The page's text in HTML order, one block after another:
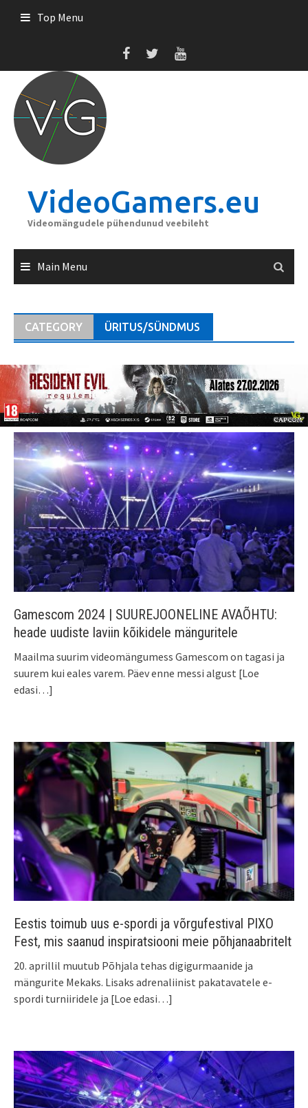
Top Menu
VideoGamers.eu
Videomängudele pühendunud veebileht
Main Menu
CATEGORY ÜRITUS/SÜNDMUS
Gamescom 2024 | SUUREJOONELINE AVAÕHTU:
heade uudiste laviin kõikidele mänguritele
Maailma suurim videomängumess Gamescom on tagasi ja
suurem kui eales varem. Päev enne messi algust [Loe
edasi…]
Eestis toimub uus e-spordi ja võrgufestival PIXO
Fest, mis saanud inspiratsiooni meie põhjanaabritelt
20. aprillil muutub Põhjala tehas digigurmaanide ja
mängurite Mekaks. Lisaks adrenaliinist pakatavatele e-
spordi turniiridele ja [Loe edasi…]